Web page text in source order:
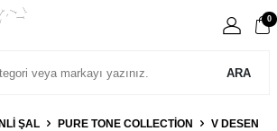
ARA
0
ŞAL PURE TONE COLLECTION
V DESEN